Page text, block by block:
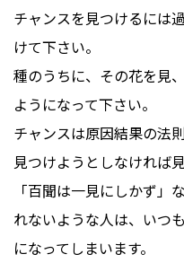
チャンスを見つけるには
けて下さい。
種のうちに、その花を見
ようになって下さい。
チャンスは原因結果の法
見つけようとしなければ
「百聞は一見にしかず」
れないような人は、いつ
になってしまいます。